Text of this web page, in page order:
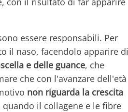
essere responsabili. Per
il naso, facendolo apparire di
e delle guance, che
che con l'avanzare dell'età
non riguarda la crescita
il collagene e le fibre